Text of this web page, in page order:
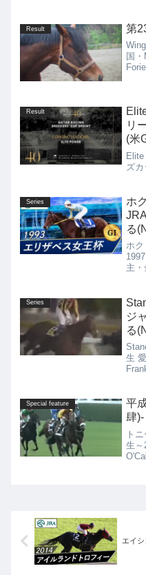
Result 第
国
Result
リ
(米
Elite
ズ
Series
ホ
る
ホク
主
Series
ジ
る
生
Special feature
平
肆
ト
生～
エイ